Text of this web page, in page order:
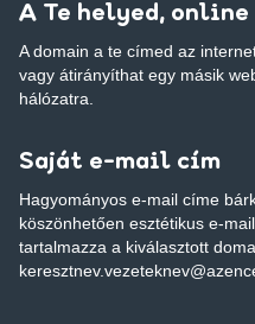
A Te helyed, online
A domain a te címed az
vagy átirányíthat egy másik
hálózatra.
Saját e-mail cím
Hagyományos e-mail címe
köszönhetően esztétikus e-
tartalmazza a kiválasztott